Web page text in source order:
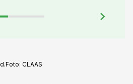
Foto: CLAAS